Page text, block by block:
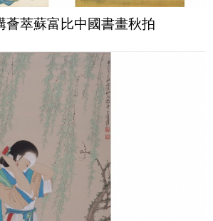
薈萃蘇富比中國書畫秋拍